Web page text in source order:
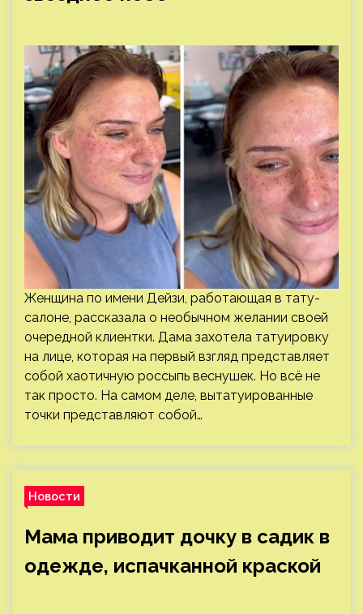
Женщина по имени Дейзи, работающая в тату-
салоне, рассказала о необычном желании своей
очередной клиентки. Дама захотела татуировку
на лице, которая на первый взгляд представляет
собой хаотичную россыпь веснушек. Но всё не
так просто. На самом деле, вытатуированные
точки представляют собой…
Новости
Мама приводит дочку в садик в
одежде, испачканной краской